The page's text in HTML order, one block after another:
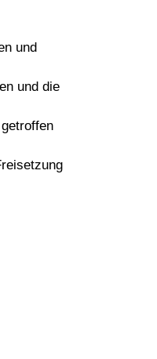
und
und die